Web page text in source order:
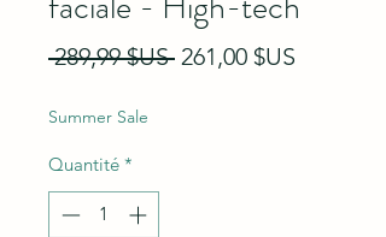
289,99 $US Prix original
261,00 $US
Summer Sale
Quantité *